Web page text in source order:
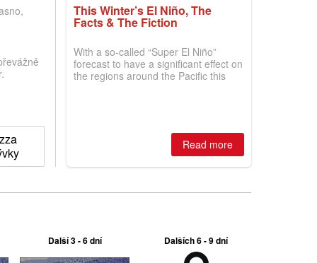
This Winter’s El Niño, The
Facts & The Fiction
With a so-called “Super El Niño”
forecast to have a significant effect on
the regions around the Pacific this
Read more
Další 3 - 6 dní Dalších 6 - 9 dní